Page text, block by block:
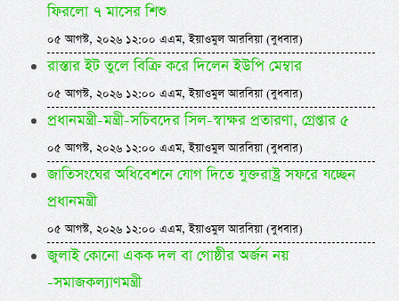
ফিরলো ৭ মাসের শিশু
০৫ আগস্ট, ২০২৬ ১২:০০ এএম, ইয়াওমুল আরবিয়া (বুধবার)
রাস্তার ইট তুলে বিক্রি করে দিলেন ইউপি মেম্বার
০৫ আগস্ট, ২০২৬ ১২:০০ এএম, ইয়াওমুল আরবিয়া (বুধবার)
প্রধানমন্ত্রী-মন্ত্রী-সচিবদের সিল-স্বাক্ষর প্রতারণা, গ্রেপ্তার ৫
০৫ আগস্ট, ২০২৬ ১২:০০ এএম, ইয়াওমুল আরবিয়া (বুধবার)
জাতিসংঘের অধিবেশনে যোগ দিতে যুক্তরাষ্ট্র সফরে যচ্ছেন
প্রধানমন্ত্রী
০৫ আগস্ট, ২০২৬ ১২:০০ এএম, ইয়াওমুল আরবিয়া (বুধবার)
জুলাই কোনো একক দল বা গোষ্ঠীর অর্জন নয়
-সমাজকল্যাণমন্ত্রী